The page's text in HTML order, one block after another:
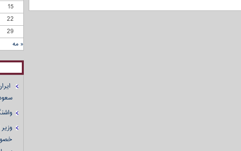
15
22
29
« مه